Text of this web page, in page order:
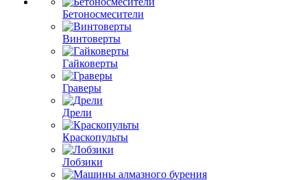
Бетоносмесители
Винтоверты
Гайковерты
Граверы
Дрели
Краскопульты
Лобзики